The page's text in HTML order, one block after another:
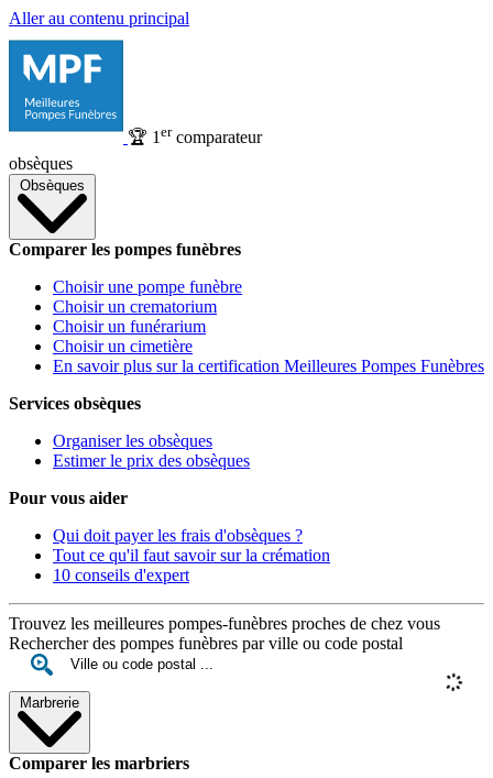
Aller au contenu principal
🏆 1 ercomparateur
obsèques
Obsèques
Comparer les pompes funèbres
Choisir une pompe funèbre
Choisir un crematorium
Choisir un funérarium
Choisir un cimetière
En savoir plus sur la certification Meilleures Pompes Funèbres
Services obsèques
Organiser les obsèques
Estimer le prix des obsèques
Pour vous aider
Qui doit payer les frais d'obsèques ?
Tout ce qu'il faut savoir sur la crémation
10 conseils d'expert
Trouvez les meilleures pompes-funèbres proches de chez vous
Rechercher des pompes funèbres par ville ou code postal
Marbrerie
Comparer les marbriers